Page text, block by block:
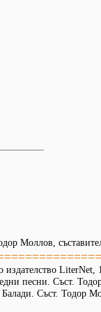
Моллов,
издателство LiterNet,
песни. Съст.
Съст. Тодор